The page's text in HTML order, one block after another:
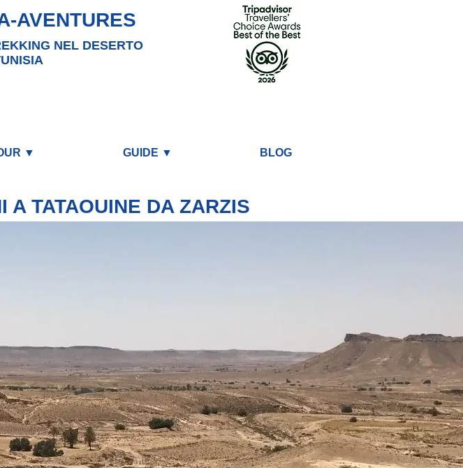
AVENTURES
NEL DESERTO
▼ GUIDE ▼ BLOG
A TATAOUINE DA ZARZIS